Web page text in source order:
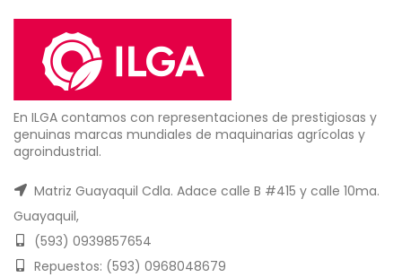
En ILGA contamos con representaciones de prestigiosas y
genuinas marcas mundiales de maquinarias agrícolas y
agroindustrial.
Matriz Guayaquil Cdla. Adace calle B #415 y calle 10ma.
Guayaquil,
(593) 0939857654
Repuestos: (593) 0968048679